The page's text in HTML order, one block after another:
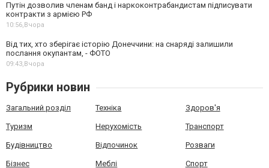
Путін дозволив членам банд і наркоконтрабандистам підписувати
контракти з армією РФ
10:56,Вчора
Від тих, хто зберігає історію Донеччини: на снаряді залишили
послання окупантам, - ФОТО
09:43,Вчора
Рубрики новин
Загальний розділ Техніка Здоров'я
Туризм Нерухомість Транспорт
Будівництво Відпочинок Розваги
Бізнес Меблі Спорт